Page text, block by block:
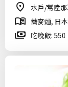
水戶/常陸
蕎麥麵, 日
吃晚飯: 550